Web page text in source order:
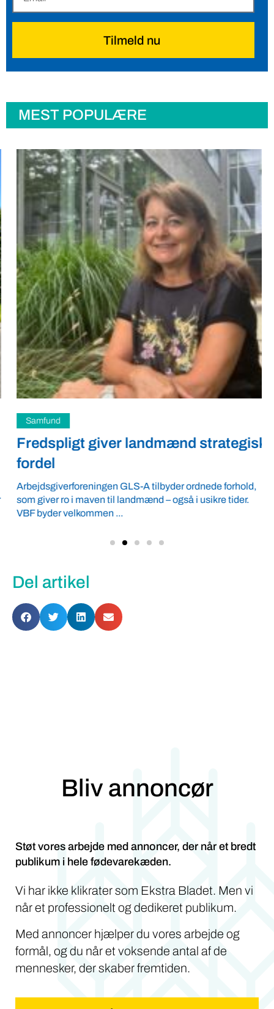
Tilmeld nu
MEST POPULÆRE
Samfund
Fredspligt giver landmænd strategisk
fordel
Arbejdsgiverforeningen GLS-A tilbyder ordnede forhold,
som giver ro i maven til landmænd – også i usikre tider.
VBF byder velkommen ...
Del artikel
Bliv annoncør
Støt vores arbejde med annoncer, der når et bredt
publikum i hele fødevarekæden.
Vi har ikke klikrater som Ekstra Bladet. Men vi
når et professionelt og dedikeret publikum.
Med annoncer hjælper du vores arbejde og
formål, og du når et voksende antal af de
mennesker, der skaber fremtiden.